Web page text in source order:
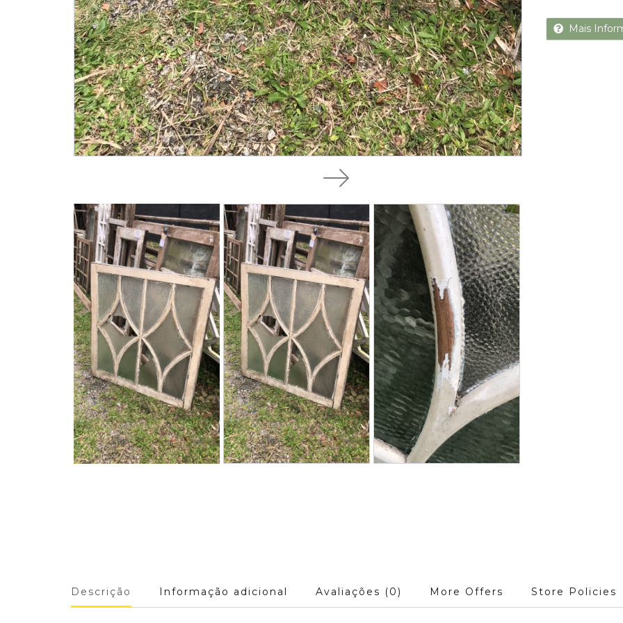
Mais
Descrição Informação adicional Avaliações (0) More Offers Store Policies